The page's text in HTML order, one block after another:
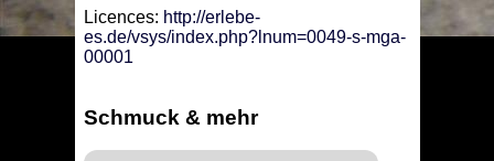
Licences: http://erlebe-
es.de/vsys/index.php?lnum=0049-s-mga-
00001
Schmuck & mehr